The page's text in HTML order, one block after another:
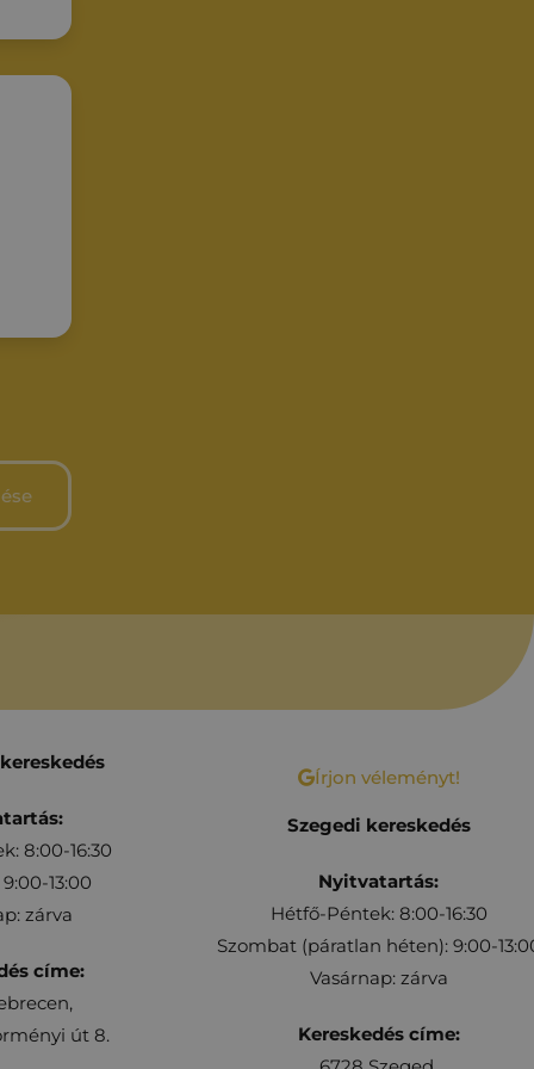
8:00-16:30
13:00
zárva
címe:
út 8.
Írjon véleményt!
Szegedi kereskedés
Nyitvatartás:
Hétfő-Péntek: 8:00-16:30
Szombat (páratlan héten): 9:00-
Vasárnap: zárva
Kereskedés címe: